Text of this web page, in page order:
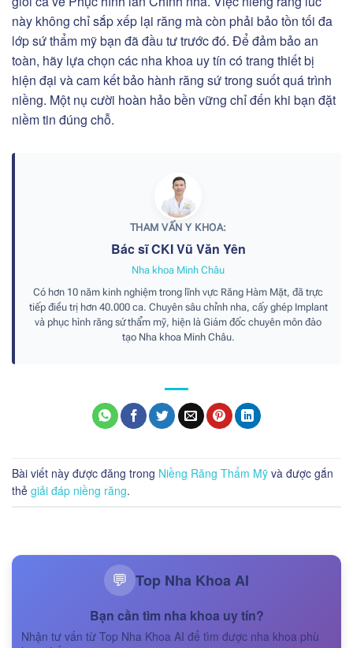
này không chỉ sắp xếp lại răng mà còn phải bảo tồn tối đa
lớp sứ thẩm mỹ bạn đã đầu tư trước đó. Để đảm bảo an
toàn, hãy lựa chọn các nha khoa uy tín có trang thiết bị
hiện đại và cam kết bảo hành răng sứ trong suốt quá trình
niềng. Một nụ cười hoàn hảo bền vững chỉ đến khi bạn đặt
niềm tin đúng chỗ.
THAM VẤN Y KHOA:
Bác sĩ CKI Vũ Văn Yên
Nha khoa Minh Châu
Có hơn 10 năm kinh nghiệm trong lĩnh vực Răng Hàm Mặt, đã trực
tiếp điều trị hơn 40.000 ca. Chuyên sâu chỉnh nha, cấy ghép Implant
và phục hình răng sứ thẩm mỹ, hiện là Giám đốc chuyên môn đào
tạo Nha khoa Minh Châu.
Bài viết này được đăng trong Niềng Răng Thẩm Mỹ và được gắn
thẻ giải đáp niềng răng.
💬 Top Nha Khoa AI
Bạn cần tìm nha khoa uy tín?
Nhận tư vấn từ Top Nha Khoa AI để tìm được nha khoa phù